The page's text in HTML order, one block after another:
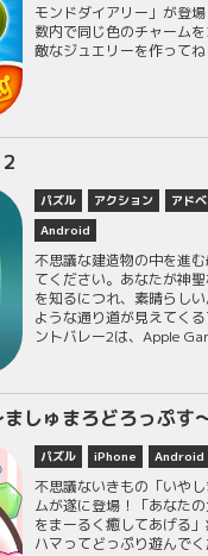
モンドダイアリー」が登
数内で同じ色のチャーム
敵なジュエリーを作って
パズル アクション アド
Android
不思議な建造物の中を進
てください。あなたが神
を知るにつれ、素晴らし
ような通り道が見えてく
ントバレー2は、Apple
しゅまろどろっぷす
パズル iPhone Android
不思議ないきもの「いや
ムが遂に登場！「あなた
をまーるく癒してあげる」
ハマってどっぷり遊んで